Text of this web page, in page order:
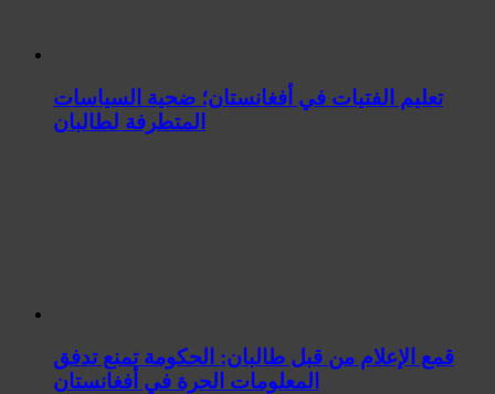
تعليم الفتيات في أفغانستان؛ ضحية السياسات
المتطرفة لطالبان
قمع الإعلام من قبل طالبان: الحكومة تمنع تدفق
المعلومات الحرة في أفغانستان